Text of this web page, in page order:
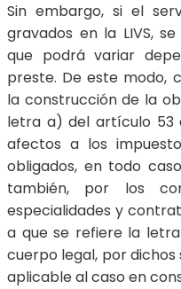
Sin embargo, si el
gravados en la LIVS,
que podrá variar
preste. De este modo,
la construcción de la
letra a) del artículo 53
afectos a los
obligados, en todo
también, por los
especialidades y
a que se refiere la
cuerpo legal, por dichos
aplicable al caso en